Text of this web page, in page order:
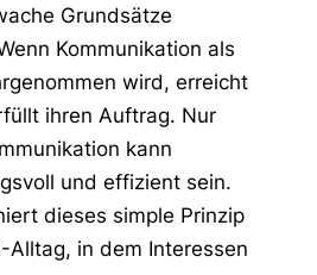
Grundsätze
Kommunikation als
wird, erreicht
ihren Auftrag. Nur
kann
und effizient sein.
dieses simple Prinzip
Alltag, in dem Interessen